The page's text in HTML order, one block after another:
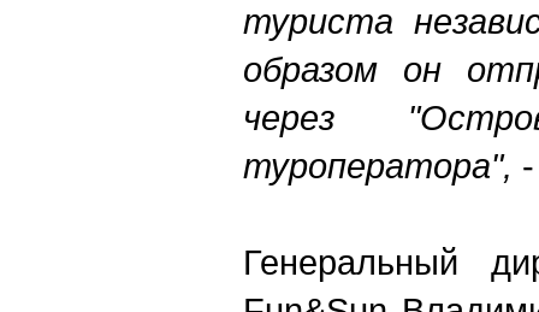
туриста
образом он
через
туроператора",
Генеральный